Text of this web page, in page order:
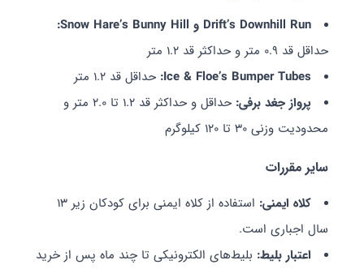
Drift’s Downhill Run و Snow Hare’s Bunny Hill:
حداقل قد 0.9 متر و حداکثر قد 1.2 متر
Ice & Floe’s Bumper Tubes: حداقل قد 1.2 متر
پرواز جغد برفی:
حداقل و حداکثر قد 1.2 تا 2.0 متر و
محدودیت وزنی 30 تا 120 کیلوگرم
سایر مقررات
کلاه ایمنی:
استفاده از کلاه ایمنی برای کودکان زیر 13
سال اجباری است.
اعتبار بلیط: بلیط‌های الکترونیکی تا چند ماه پس از خرید